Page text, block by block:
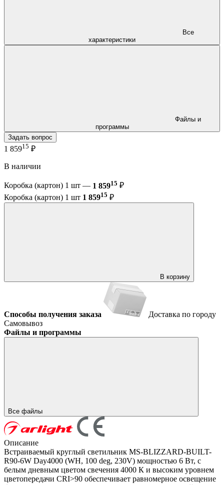
характеристики
программы
Задать вопрос
1 85915 ₽
В наличии
Коробка (картон) 1 шт — 1 85915 ₽
Коробка (картон) 1 шт 1 85915 ₽
В корзину
Способы получения заказа
Доставка по городу
Самовывоз
Файлы и программы
Все файлы
Описание
Встраиваемый круглый светильник MS-BLIZZARD-BUILT-
R90-6W Day4000 (WH, 100 deg, 230V) мощностью 6 Вт, с
белым дневным цветом свечения 4000 К и высоким уровнем
цветопередачи CRI>90 обеспечивает равномерное освещение